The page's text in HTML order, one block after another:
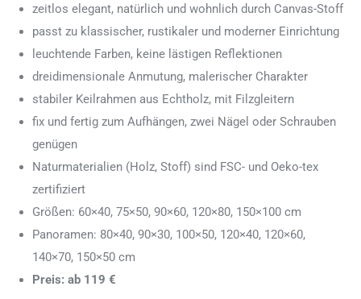
zeitlos elegant, natürlich und wohnlich durch Canvas-Stoff
passt zu klassischer, rustikaler und moderner Einrichtung
leuchtende Farben, keine lästigen Reflektionen
dreidimensionale Anmutung, malerischer Charakter
stabiler Keilrahmen aus Echtholz, mit Filzgleitern
fix und fertig zum Aufhängen, zwei Nägel oder Schrauben
genügen
Naturmaterialien (Holz, Stoff) sind FSC- und Oeko-tex
zertifiziert
Größen: 60×40, 75×50, 90×60, 120×80, 150×100 cm
Panoramen: 80×40, 90×30, 100×50, 120×40, 120×60,
140×70, 150×50 cm
Preis: ab 119 €